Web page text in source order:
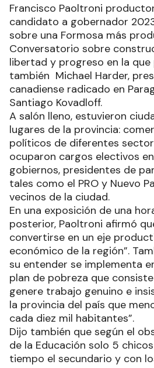
Francisco Paoltroni
candidato a gobernador
sobre una Formosa más
Conversatorio sobre
libertad y progreso en la
también Michael Harder,
canadiense radicado en
Santiago Kovadloff.
A salón lleno, estuvieron
lugares de la provincia:
políticos de diferentes
ocuparon cargos electivos
gobiernos, presidentes de
tales como el PRO y Nuevo
vecinos de la ciudad.
En una exposición de una
posterior, Paoltroni afirmó
convertirse en un eje
económico de la región”.
su entender se implementa
plan de pobreza que
genere trabajo genuino e
la provincia del país que
cada diez mil habitantes”.
Dijo también que según el
de la Educación solo 5
tiempo el secundario y con